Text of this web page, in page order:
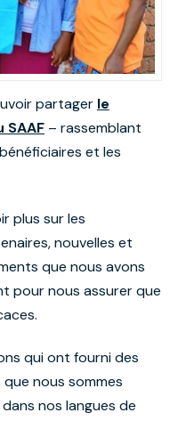
partager le
– rassemblant
et les
plus sur les
nouvelles et
que nous avons
pour nous assurer que
qui ont fourni des
nous sommes
nos langues de